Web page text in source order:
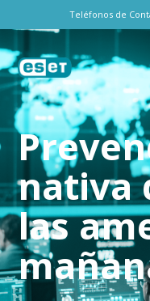
Teléfonos de
Búsqueda
nativa
las